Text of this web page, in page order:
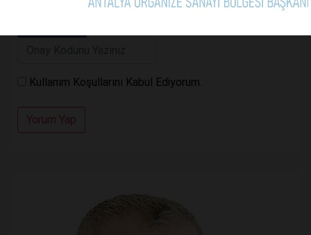
Kullanım Koşullarını Kabul Ediyorum.
Yorum Yap